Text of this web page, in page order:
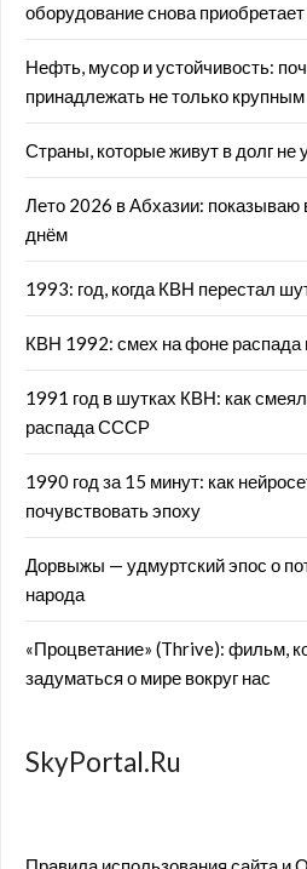
оборудование снова
Нефть, мусор и устойчивость:
принадлежать не только
Страны, которые живут в долг не
Лето 2026 в Абхазии: показываю
днём
1993: год, когда КВН перестал
КВН 1992: смех на фоне распада
1991 год в шутках КВН: как
распада СССР
1990 год за 15 минут: как
почувствовать эпоху
Дорвыжы — удмуртский эпос о
народа
«Процветание» (Thrive): фильм,
задуматься о мире вокруг нас
SkyPortal.Ru